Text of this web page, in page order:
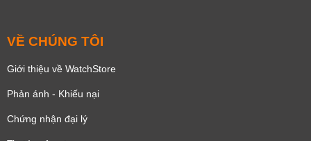
VỀ CHÚNG TÔI
Giới thiệu về WatchStore
Phản ánh - Khiếu nại
Chứng nhận đại lý